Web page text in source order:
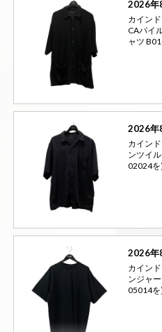
2026年
カイン
CAパイ
ャツ
2026年
カイン
ンツイ
02024を
2026年
カイン
ンジャ
05014を